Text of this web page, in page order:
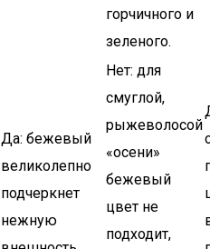
горчичного и
зеленого.
Да: бежевый
великолепно
подчеркнет
нежную
Нет: для
смуглой,
рыжеволосой
«осени»
бежевый
цвет не
подходит,